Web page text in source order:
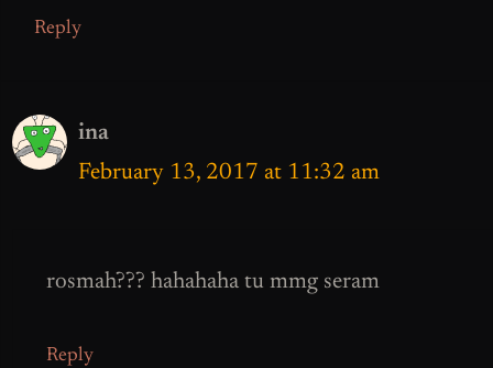
Reply
ina
February 13, 2017 at 11:32 am
rosmah??? hahahaha tu mmg seram
Reply